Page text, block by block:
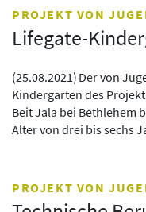
PROJEKT VON
Lifegate-
(25.08.2021) Der von
Kindergarten des
Beit Jala bei Bethlehem
Alter von drei bis sechs
PROJEKT VON